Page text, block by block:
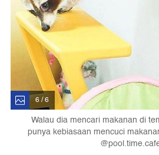
6 / 6
Walau dia mencari makanan di
punya kebiasaan mencuci